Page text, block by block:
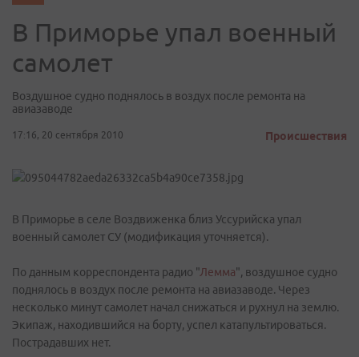
В Приморье упал военный
самолет
Воздушное судно поднялось в воздух после ремонта на
авиазаводе
17:16, 20 сентября 2010 Происшествия
В Приморье в селе Воздвиженка близ Уссурийска упал
военный самолет СУ (модификация уточняется).
По данным корреспондента радио "Лемма", воздушное судно
поднялось в воздух после ремонта на авиазаводе. Через
несколько минут самолет начал снижаться и рухнул на землю.
Экипаж, находившийся на борту, успел катапультироваться.
Пострадавших нет.